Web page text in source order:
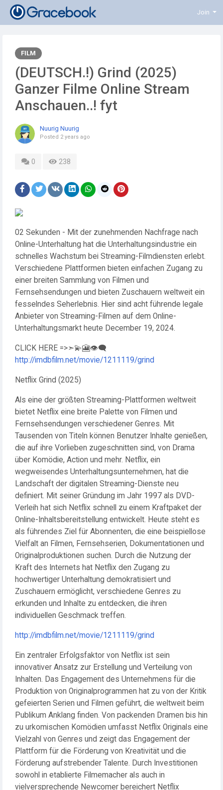
Join
FILM
(DEUTSCH.!) Grind (2025)
Ganzer Filme Online Stream
Anschauen..! fyt
Nuurig Nuurig
Posted 2 years ago
0 238
02 Sekunden - Mit der zunehmenden Nachfrage nach
Online-Unterhaltung hat die Unterhaltungsindustrie ein
schnelles Wachstum bei Streaming-Filmdiensten erlebt.
Verschiedene Plattformen bieten einfachen Zugang zu
einer breiten Sammlung von Filmen und
Fernsehsendungen und bieten Zuschauern weltweit ein
fesselndes Seherlebnis. Hier sind acht führende legale
Anbieter von Streaming-Filmen auf dem Online-
Unterhaltungsmarkt heute December 19, 2024.
CLICK HERE =>➣💫🎦👁️‍🗨️
http://imdbfilm.net/movie/1211119/grind
Netflix Grind (2025)
Als eine der größten Streaming-Plattformen weltweit
bietet Netflix eine breite Palette von Filmen und
Fernsehsendungen verschiedener Genres. Mit
Tausenden von Titeln können Benutzer Inhalte genießen,
die auf ihre Vorlieben zugeschnitten sind, von Drama
über Komödie, Action und mehr. Netflix, ein
wegweisendes Unterhaltungsunternehmen, hat die
Landschaft der digitalen Streaming-Dienste neu
definiert. Mit seiner Gründung im Jahr 1997 als DVD-
Verleih hat sich Netflix schnell zu einem Kraftpaket der
Online-Inhaltsbereitstellung entwickelt. Heute steht es
als führendes Ziel für Abonnenten, die eine beispiellose
Vielfalt an Filmen, Fernsehserien, Dokumentationen und
Originalproduktionen suchen. Durch die Nutzung der
Kraft des Internets hat Netflix den Zugang zu
hochwertiger Unterhaltung demokratisiert und
Zuschauern ermöglicht, verschiedene Genres zu
erkunden und Inhalte zu entdecken, die ihren
individuellen Geschmack treffen.
http://imdbfilm.net/movie/1211119/grind
Ein zentraler Erfolgsfaktor von Netflix ist sein
innovativer Ansatz zur Erstellung und Verteilung von
Inhalten. Das Engagement des Unternehmens für die
Produktion von Originalprogrammen hat zu von der Kritik
gefeierten Serien und Filmen geführt, die weltweit beim
Publikum Anklang finden. Von packenden Dramen bis hin
zu urkomischen Komödien umfasst Netflix Originals eine
Vielzahl von Genres und zeigt das Engagement der
Plattform für die Förderung von Kreativität und die
Förderung aufstrebender Talente. Durch Investitionen
sowohl in etablierte Filmemacher als auch in
vielversprechende Newcomer bereichert Netflix